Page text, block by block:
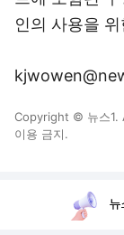
인의 사용을
Copyright © 뉴스1.
이용 금지.
뉴